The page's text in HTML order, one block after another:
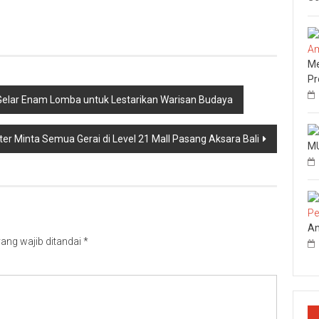
Enam Lomba untuk Lestarikan Warisan Budaya
Minta Semua Gerai di Level 21 Mall Pasang Aksara Bali
wajib ditandai *